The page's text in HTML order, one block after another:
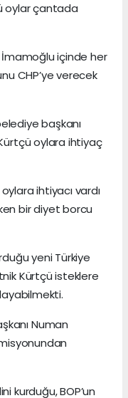
oylar çantada
İmamoğlu içinde her
CHP’ye verecek
başkanı
oylara ihtiyaç
ihtiyacı vardı
bir diyet borcu
yeni Türkiye
Kürtçü isteklere
Numan
kurduğu, BOP’un